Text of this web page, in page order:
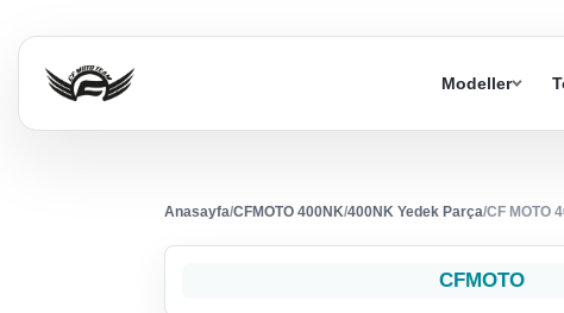
Modeller
Anasayfa/CFMOTO 400NK/400NK Yedek Parça/CF MOTO
CFMOTO